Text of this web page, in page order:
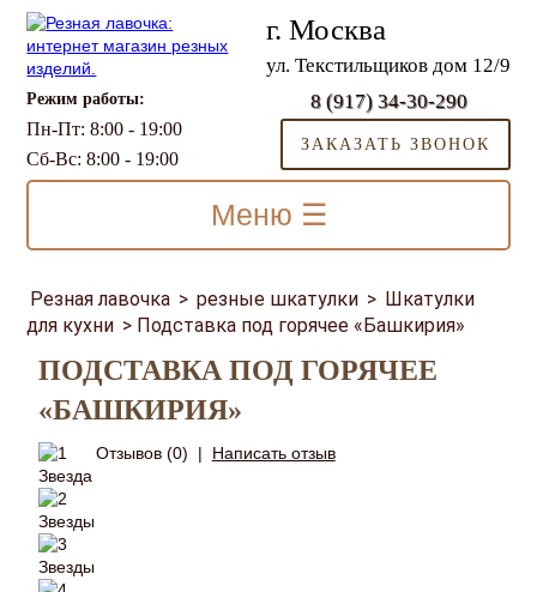
г. Москва
ул. Текстильщиков дом 12/9
Режим работы:
Пн-Пт: 8:00 - 19:00
Сб-Вс: 8:00 - 19:00
8 (917) 34-30-290
ЗАКАЗАТЬ ЗВОНОК
Меню ☰
Резная лавочка > резные шкатулки > Шкатулки
для кухни > Подставка под горячее «Башкирия»
ПОДСТАВКА ПОД ГОРЯЧЕЕ
«БАШКИРИЯ»
Отзывов (0) | Написать отзыв